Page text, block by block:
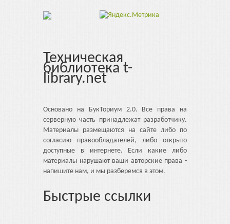
Техническая
библиотека t-
library.net
Основано на БукТориум 2.0. Все права на
серверную часть принадлежат разработчику.
Материалы размещаются на сайте либо по
согласию правообладателей, либо открыто
доступные в интернете. Если какие либо
материалы нарушают ваши авторские права -
напишите нам, и мы разберемся в этом.
Быстрые ссылки